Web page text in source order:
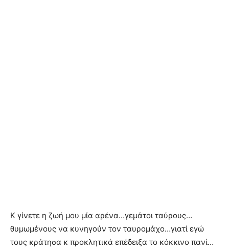
Κ γίνετε η ζωή μου μία αρένα…γεμάτοι ταύρους…
θυμωμένους να κυνηγούν τον ταυρομάχο…γιατί εγώ
τους κράτησα κ προκλητικά επέδειξα το κόκκινο πανί…